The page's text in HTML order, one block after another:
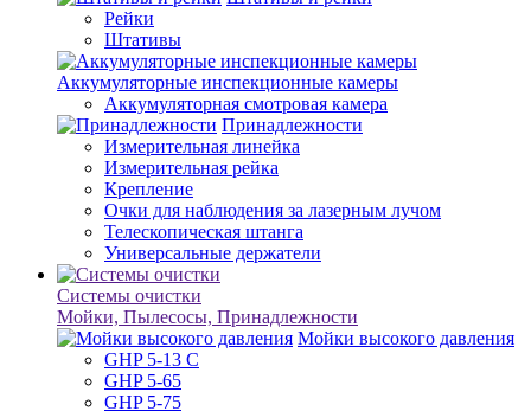
Рейки
Штативы
Аккумуляторные инспекционные камеры
Аккумуляторная смотровая камера
Принадлежности
Измерительная линейка
Измерительная рейка
Крепление
Очки для наблюдения за лазерным лучом
Телескопическая штанга
Универсальные держатели
Системы очистки
Мойки, Пылесосы, Принадлежности
Мойки высокого давления
GHP 5-13 C
GHP 5-65
GHP 5-75